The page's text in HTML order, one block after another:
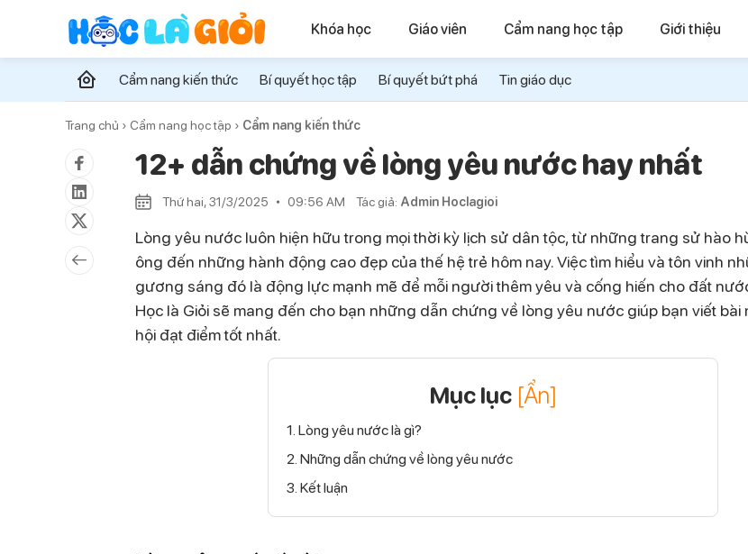
Khóa học Giáo viên Cẩm nang học tập Giới thiệu
Cẩm nang kiến thức Bí quyết học tập Bí quyết bứt phá Tin giáo dục
Trang chủ › Cẩm nang học tập › Cẩm nang kiến thức
12+ dẫn chứng về lòng yêu nước hay nhất
Thứ hai, 31/3/2025 09:56 AM Tác giả: Admin Hoclagioi
Lòng yêu nước luôn hiện hữu trong mọi thời kỳ lịch sử dân tộc, từ những trang sử hào
ông đến những hành động cao đẹp của thế hệ trẻ hôm nay. Việc tìm hiểu và tôn vinh
gương sáng đó là động lực mạnh mẽ để mỗi người thêm yêu và cống hiến cho đất
Học là Giỏi sẽ mang đến cho bạn những dẫn chứng về lòng yêu nước giúp bạn viết bài
hội đạt điểm tốt nhất.
Mục lục [Ẩn]
1. Lòng yêu nước là gì?
2. Những dẫn chứng về lòng yêu nước
3. Kết luận